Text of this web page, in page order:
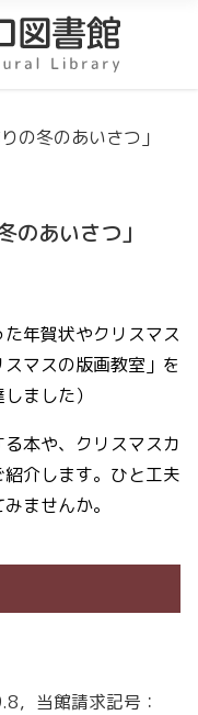
の冬のあいさつ」
のあいさつ」
年賀状やクリスマス
マスの版画教室」を
ました）
本や、クリスマスカ
介します。ひと工夫
ませんか。
，当館請求記号：